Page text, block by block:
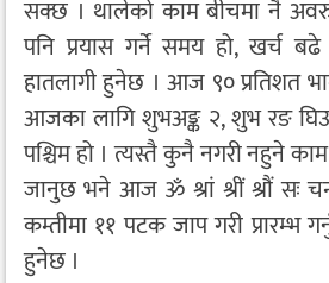
सक्छ । थालेको काम बीचमा नै
पनि प्रयास गर्ने समय हो, खर्च
हातलागी हुनेछ । आज ९० प्रतिशत
आजका लागि शुभअङ्क २, शुभ रङ
पश्चिम हो । त्यस्तै कुनै नगरी नहुने
जानुछ भने आज ॐ श्रां श्रीं श्रौं सः
कम्तीमा ११ पटक जाप गरी प्रारम्भ
हुनेछ ।